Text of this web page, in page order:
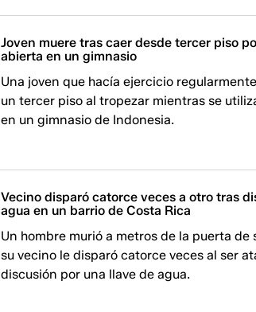
Joven muere tras caer desde tercer piso
abierta en un gimnasio
Una joven que hacía ejercicio
un tercer piso al tropezar mientras se
en un gimnasio de Indonesia.
Vecino disparó catorce veces a otro tras
agua en un barrio de Costa Rica
Un hombre murió a metros de la puerta de
su vecino le disparó catorce veces al ser
discusión por una llave de agua.